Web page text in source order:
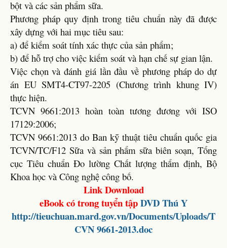
bột và các sản phẩm sữa.
Phương pháp quy định trong tiêu chuẩn này đã được
xây dựng với hai mục tiêu sau:
a) để kiểm soát tính xác thực của sản phẩm;
b) để hỗ trợ cho việc kiểm soát và hạn chế sự gian lận.
Việc chọn và đánh giá lần đầu về phương pháp do dự
án EU SMT4-CT97-2205 (Chương trình khung IV)
thực hiện.
TCVN 9661:2013 hoàn toàn tương đương với ISO
17129:2006;
TCVN 9661:2013 do Ban kỹ thuật tiêu chuẩn quốc gia
TCVN/TC/F12 Sữa và sản phẩm sữa biên soạn, Tổng
cục Tiêu chuẩn Đo lường Chất lượng thẩm định, Bộ
Khoa học và Công nghệ công bố.
Link Download
eBook có trong tuyển tậpDVD Thú Y
http://tieuchuan.mard.gov.vn/Documents/Uploads/T
CVN 9661-2013.doc